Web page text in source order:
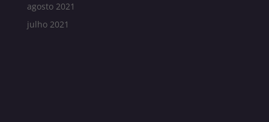
agosto 2021
julho 2021